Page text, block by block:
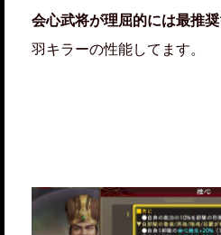
会心武将が理屈的には最推奨
羽キラーの性能してます。